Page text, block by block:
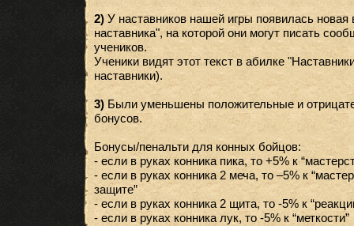
2)У наставников нашей игры появилась новая
наставника", на которой они могут писать
учеников.
Ученики видят этот текст в абилке
наставники).
3)Были уменьшены положительные и
бонусов.
Бонусы/пенальти для конных бойцов:
- если в руках конника пика, то +5% к
- если в руках конника 2 меча, то –5% к
защите”
- если в руках конника 2 щита, то -5% к
- если в руках конника лук, то -5% к “меткости”